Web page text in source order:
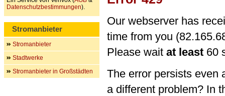
Our webserver has
time from you
Please wait at least 60
The error persists even
a different problem? In
Datenschutzbestimmungen).
Stromanbieter
Stromanbieter
Stadtwerke
Stromanbieter in Großstädten